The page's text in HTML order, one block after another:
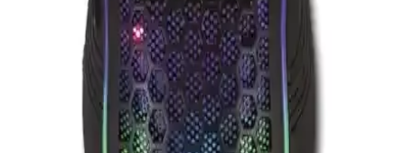
İki farklı Rampage oyuncu mouse'unun teknik özellikleri ve
kullanıcı deneyimleri detaylı şekilde karşılaştırıldı. DPI, ergonomi,
ışıklandırma ve tasarım gibi kriterler öne çıkıyor.
Rampage SMX-G68 ve Razer Deathadder Essential
Karşılaştırması: Hangi Oyuncu Mouse'u Sizin İçin